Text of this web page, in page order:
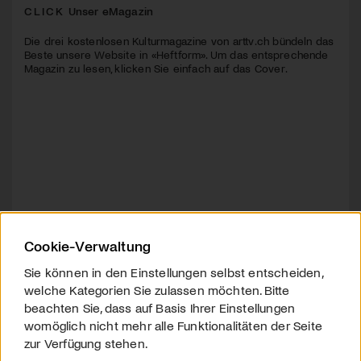
CLICK Unser eMagazin
Die drei kostenlosen Kulturmagazine von arttv.ch bündeln das
Beste unsere Website in «Heftform». Um das entsprechende
Magazin zu lesen, klicken Sie einfach auf das Cover.
Cookie-Verwaltung
Sie können in den Einstellungen selbst entscheiden,
welche Kategorien Sie zulassen möchten. Bitte
beachten Sie, dass auf Basis Ihrer Einstellungen
womöglich nicht mehr alle Funktionalitäten der Seite
zur Verfügung stehen.